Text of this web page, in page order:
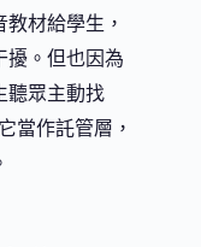
材給學生，
擾。但也因為
聽眾主動找
當作託管層，